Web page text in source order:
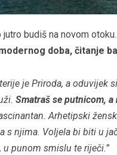
budiš na novom otoku.
doba, čitanje
je Priroda, a oduvijek
Smatraš se putnicom,
Arhetipski
s njima. Voljela bi biti u
punom smislu te riječi.”